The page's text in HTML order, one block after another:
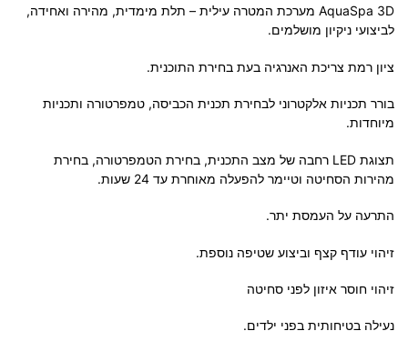
AquaSpa 3D מערכת המטרה עילית – תלת מימדית, מהירה ואחידה,
לביצועי ניקיון מושלמים.
ציון רמת צריכת האנרגיה בעת בחירת התוכנית.
בורר תכניות אלקטרוני לבחירת תכנית הכביסה, טמפרטורה ותכניות
מיוחדות.
תצוגת LED רחבה של מצב התכנית, בחירת הטמפרטורה, בחירת
מהירות הסחיטה וטיימר להפעלה מאוחרת עד 24 שעות.
התרעה על העמסת יתר.
זיהוי עודף קצף וביצוע שטיפה נוספת.
זיהוי חוסר איזון לפני סחיטה
נעילה בטיחותית בפני ילדים.